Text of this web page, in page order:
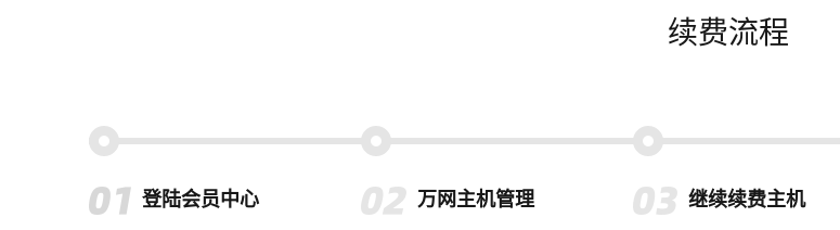
续费流程
登陆会员中心 万网主机管理 继续续费主机